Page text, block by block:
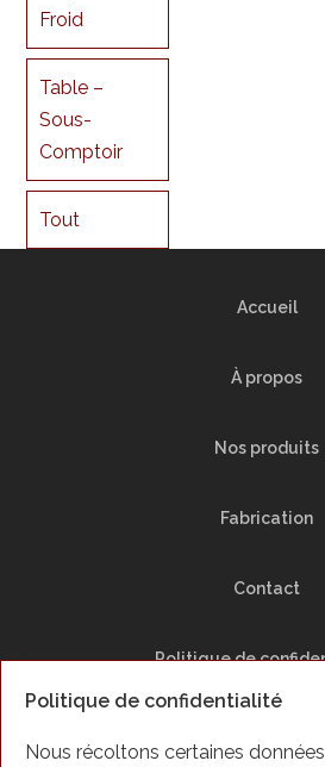
Froid
Table –
Sous-
Comptoir
Tout
Accueil
À propos
Nos produits
Fabrication
Contact
Politique de
Politique de confidentialité
Nous récoltons certaines